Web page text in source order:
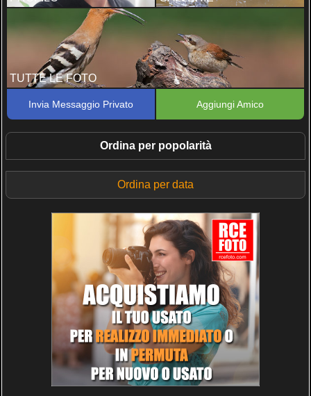
TUTTE LE FOTO
Invia Messaggio Privato Aggiungi Amico
Ordina per popolarità
Ordina per data